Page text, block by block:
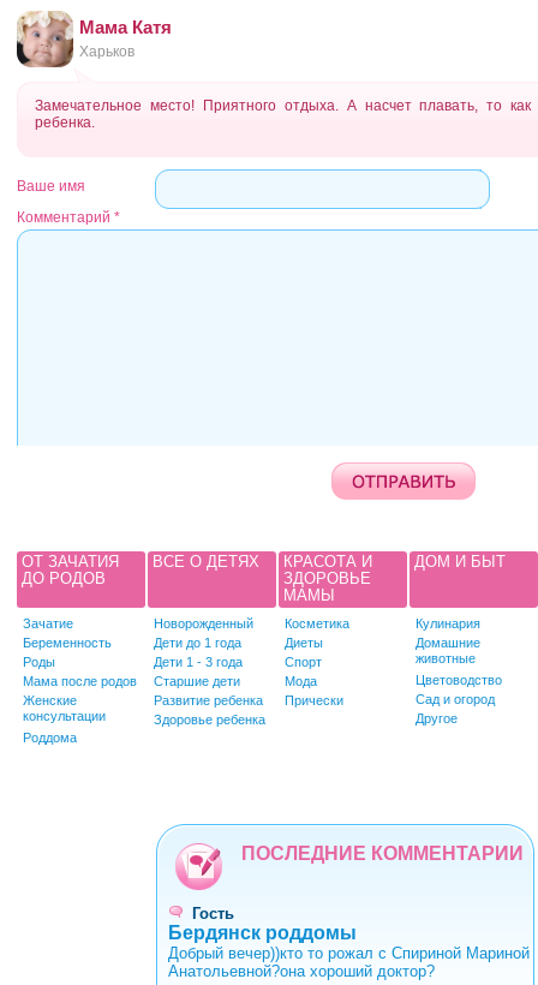
Мама Катя
Харьков
Замечательное место! Приятного отдыха. А насчет плавать, то
ребенка.
Ваше имя
Комментарий *
ОТ ЗАЧАТИЯ
ДО РОДОВ
Зачатие
Беременность
Роды
Мама после родов
Женские
консультации
Роддома
ВСЕ О ДЕТЯХ
Новорожденный
Дети до 1 года
Дети 1 - 3 года
Старшие дети
Развитие ребенка
Здоровье ребенка
КРАСОТА И
ЗДОРОВЬЕ
МАМЫ
Косметика
Диеты
Спорт
Мода
Прически
ДОМ И БЫТ
Кулинария
Домашние
животные
Цветоводство
Сад и огород
Другое
ПОСЛЕДНИЕ КОММЕНТАРИИ
Гость
Бердянск роддомы
Добрый вечер))кто то рожал с Спириной Мариной
Анатольевной?она хороший доктор?